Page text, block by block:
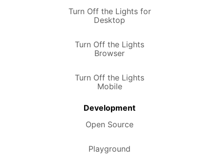
Turn Off the Lights for
Desktop
Turn Off the Lights
Browser
Turn Off the Lights
Mobile
Development
Open Source
Playground